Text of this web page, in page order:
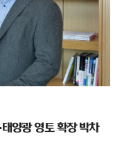
양광 영토 확장 박차